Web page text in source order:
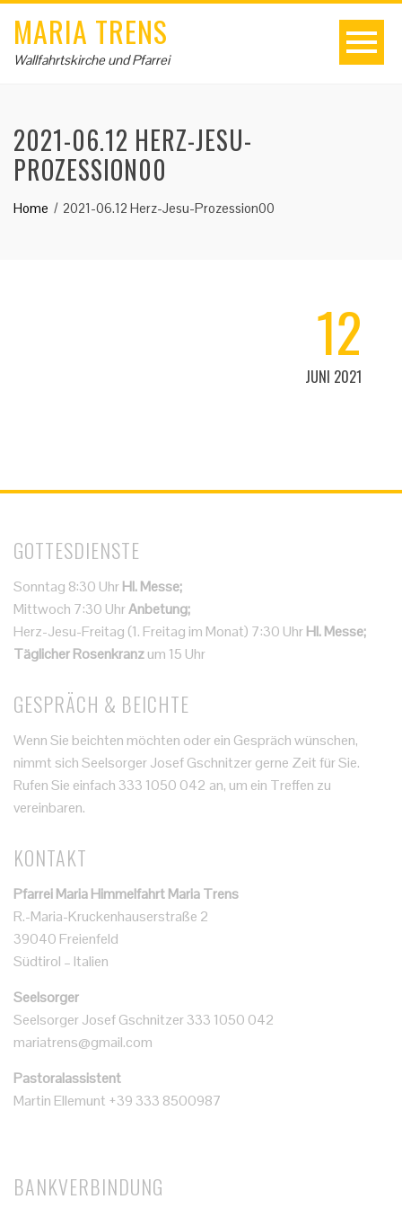
MARIA TRENS
Wallfahrtskirche und Pfarrei
2021-06.12 HERZ-JESU-
PROZESSION00
Home 2021-06.12 Herz-Jesu-Prozession00
12
JUNI 2021
GOTTESDIENSTE
Sonntag 8:30 UhrHl. Messe;
Mittwoch 7:30 UhrAnbetung;
Herz-Jesu-Freitag (1. Freitag im Monat) 7:30 UhrHl. Messe;
Täglicher Rosenkranzum 15 Uhr
GESPRÄCH & BEICHTE
Wenn Sie beichten möchten oder ein Gespräch wünschen,
nimmt sich Seelsorger Josef Gschnitzer gerne Zeit für Sie.
Rufen Sie einfach 333 1050 042 an, um ein Treffen zu
vereinbaren.
KONTAKT
Pfarrei Maria Himmelfahrt Maria Trens
R.-Maria-Kruckenhauserstraße 2
39040 Freienfeld
Südtirol – Italien
Seelsorger
Seelsorger Josef Gschnitzer 333 1050 042
mariatrens@gmail.com
Pastoralassistent
Martin Ellemunt +39 333 8500987
BANKVERBINDUNG